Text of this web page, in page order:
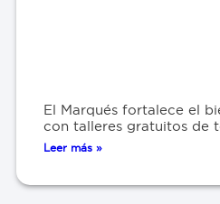
El Marqués fortalece el
con talleres gratuitos de
Leer más »